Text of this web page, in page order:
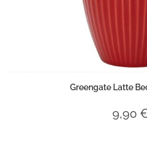
Greengate Latte
9,90